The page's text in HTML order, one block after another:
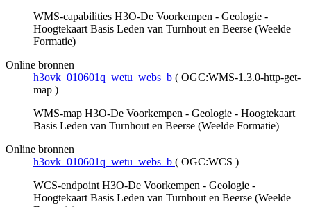
WMS-capabilities H3O-De Voorkempen - Geologie -
Hoogtekaart Basis Leden van Turnhout en Beerse (Weelde
Formatie)
Online bronnen
h3ovk_010601q_wetu_webs_b ( OGC:WMS-1.3.0-http-get-
map )
WMS-map H3O-De Voorkempen - Geologie - Hoogtekaart
Basis Leden van Turnhout en Beerse (Weelde Formatie)
Online bronnen
h3ovk_010601q_wetu_webs_b ( OGC:WCS )
WCS-endpoint H3O-De Voorkempen - Geologie -
Hoogtekaart Basis Leden van Turnhout en Beerse (Weelde